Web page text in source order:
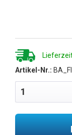
Artikel-Nr.: